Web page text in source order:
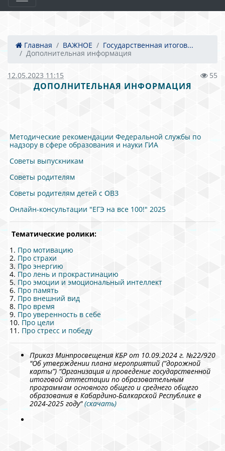
Главная ВАЖНОЕ
Государственная итогов...
Дополнительная информация
12.05.2023 11:15 55
ДОПОЛНИТЕЛЬНАЯ ИНФОРМАЦИЯ
Методические рекомендации Федеральной службы по
надзору в сфере образования и науки ГИА
Советы выпускникам
Советы родителям
Советы родителям детей с ОВЗ
Онлайн-консультации "ЕГЭ на все 100!" 2025
Тематические ролики:
1. Про мотивацию
2. Про страхи
3. Про энергию
4. Про лень и прокрастинацию
5. Про эмоции и эмоциональный интеллект
6. Про память
7. Про внешний вид
8. Про время
9. Про уверенность в себе
10. Про цели
11. Про стресс и победу
Приказ Минпросвещения КБР от 10.09.2024 г. №22/920
"Об утверждении плана мероприятий (“дорожной
карты”) “Организация и проведение государственной
итоговой аттестации по образовательным
программам основного общего и среднего общего
образования в Кабардино-Балкарской Республике в
2024-2025 году"(скачать)